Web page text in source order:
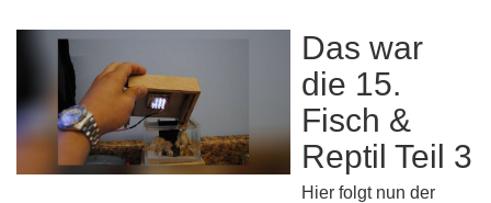
Das war
die 15.
Fisch &
Reptil Teil 3
Hier folgt nun der